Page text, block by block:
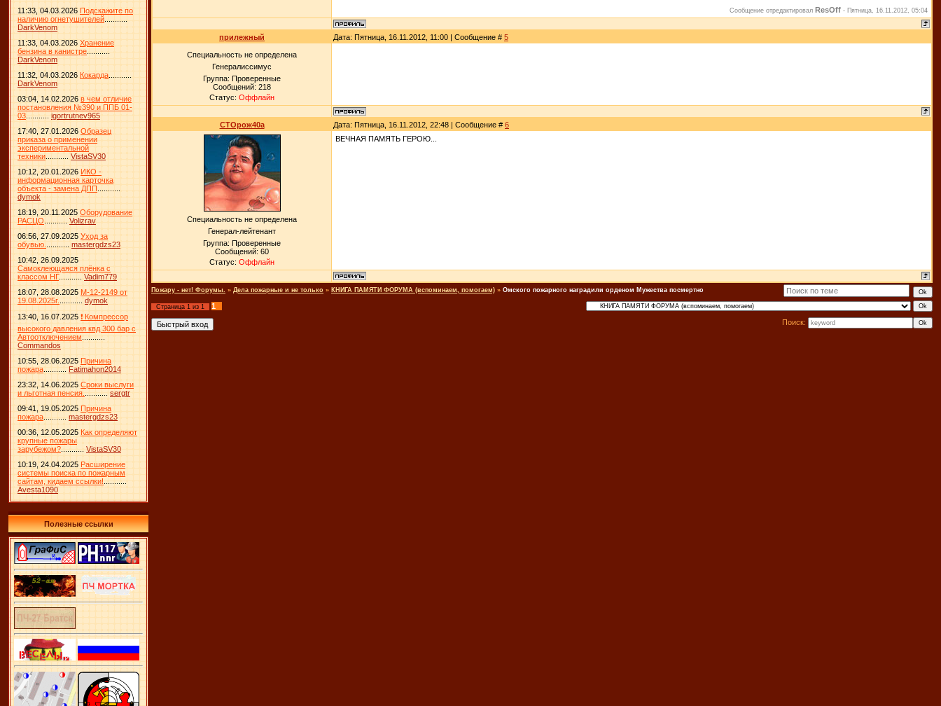
11:33, 04.03.2026 Подскажите по
наличию огнетушителей
DarkVenom
11:33, 04.03.2026 Хранение
бензина в канистре
DarkVenom
11:32, 04.03.2026 Кокарда
DarkVenom
03:04, 14.02.2026 в чем отличие
постановления №390 и ППБ 01-
03
igortrutnev965
17:40, 27.01.2026 Образец
приказа о применении
экспериментальной
техники
VistaSV30
10:12, 20.01.2026 ИКО -
информационная карточка
объекта - замена ДПП
dymok
18:19, 20.11.2025 Оборудование
РАСЦО
Volizrav
06:56, 27.09.2025 Уход за
обувью.
mastergdzs23
10:42, 26.09.2025
Самоклеющаяся плёнка с
классом НГ...........
Vadim779
18:07, 28.08.2025 М-12-2149 от
19.08.2025г.
dymok
13:40, 16.07.2025 ❗ Компрессор
высокого давления квд 300 бар с
Автоотключением
Commandos
10:55, 28.06.2025 Причина
пожара
Fatimahon2014
23:32, 14.06.2025 Сроки выслуги
и льготная пенсия.
sergtr
09:41, 19.05.2025 Причина
пожара
mastergdzs23
00:36, 12.05.2025 Как определяют
крупные пожары
зарубежом?
VistaSV30
10:19, 24.04.2025 Расширение
системы поиска по пожарным
сайтам, кидаем ссылки!
Avesta1090
Полезные ссылки
Сообщение отредактировал ResOff - Пятница, 16.11.2012, 05:04
прилежный Дата: Пятница, 16.11.2012, 11:00 | Сообщение # 5
Специальность не определена
Генералиссимус
Группа: Проверенные
Сообщений: 218
Статус: Оффлайн
СТОрож40а Дата: Пятница, 16.11.2012, 22:48 | Сообщение # 6
Специальность не определена
Генерал-лейтенант
Группа: Проверенные
Сообщений: 60
Статус: Оффлайн
ВЕЧНАЯ ПАМЯТЬ ГЕРОЮ...
Пожару - нет! Форумы. » Дела пожарные и не только » КНИГА ПАМЯТИ ФОРУМА (вспоминаем, помогаем) » Омского пожарного наградили орденом Мужества посмертно
Страница 1 из 1
1
Поиск: